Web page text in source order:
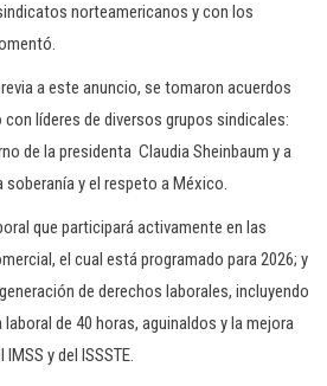
norteamericanos y con los
a este anuncio, se tomaron acuerdos
líderes de diversos grupos sindicales:
de la presidenta Claudia Sheinbaum y a
soberanía y el respeto a México.
que participará activamente en las
el cual está programado para 2026; y
de derechos laborales, incluyendo
de 40 horas, aguinaldos y la mejora
y del ISSSTE.